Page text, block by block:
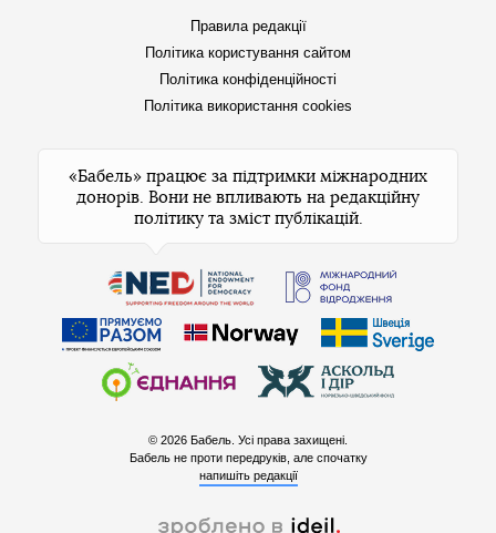
Правила редакції
Політика користування сайтом
Політика конфіденційності
Політика використання cookies
«Бабель» працює за підтримки міжнародних
донорів. Вони не впливають на редакційну
політику та зміст публікацій.
© 2026 Бабель. Усі права захищені.
Бабель не проти передруків, але спочатку
напишіть редакції